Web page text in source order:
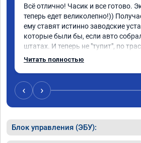
Всё отлично! Часик и все готово.
теперь едет великолепно!))
ему ставят истинно заводские
которые были бы, если авто
штатах. И теперь не "тупит", по
расход стал на 3 литра ниже! По
прошивки не охота!)) В общем,
Читать полностью
‹ ›
Блок управления (ЭБУ):